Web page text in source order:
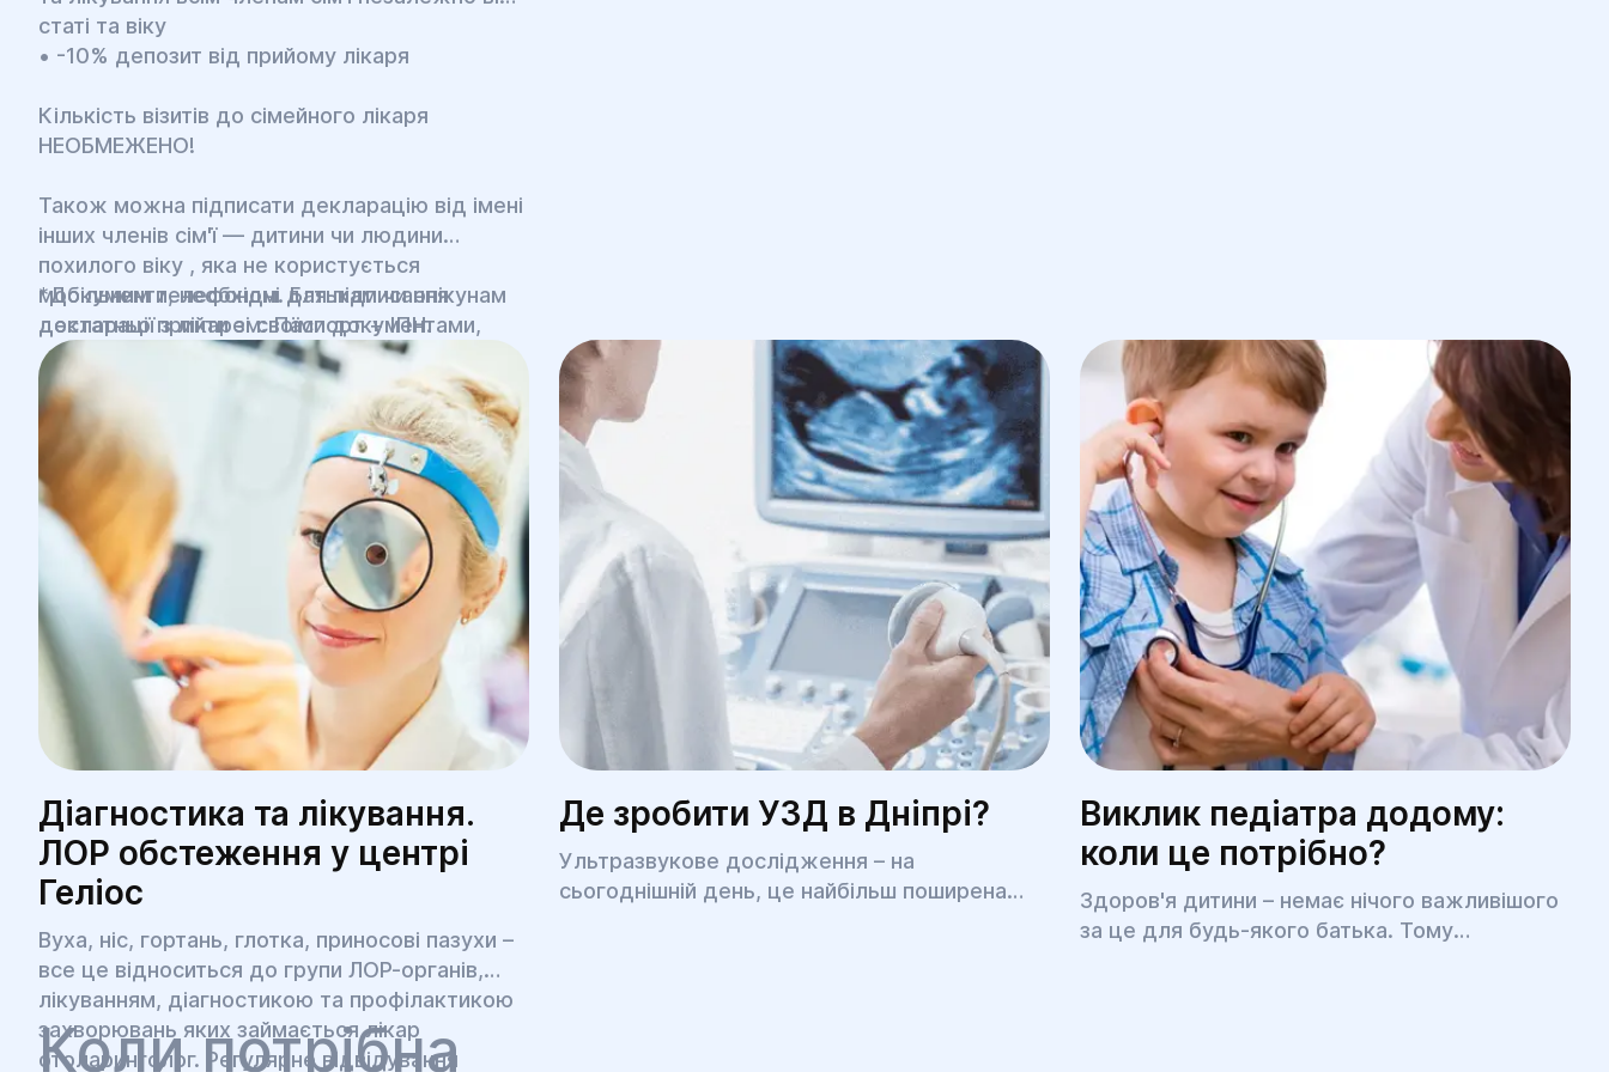
статі та віку
• -10% депозит від прийому лікаря
Кількість візитів до сімейного лікаря
НЕОБМЕЖЕНО!
Також можна підписати декларацію від імені
інших членів сім'ї — дитини чи людини
похилого віку , яка не користується
мобільним телефоном. Батькам чи опікунам
достатньо прийти зі своїми документами,
захопивши свідоцтво про народження
дитини чи паспорт та індефікаційний код
літньої людини.
*Документи, необхідні для підписання
декларації з лікарем: Паспорт + ІПН.
Діагностика та лікування.
ЛОР обстеження у центрі
Геліос
Вуха, ніс, гортань, глотка, приносові пазухи –
все це відноситься до групи ЛОР-органів,
лікуванням, діагностикою та профілактикою
захворювань яких займається лікар
отоларинголог. Регулярне відвідування
Коли потрібна
Де зробити УЗД в Дніпрі?
Ультразвукове дослідження – на
сьогоднішній день, це найбільш поширена
Виклик педіатра додому:
коли це потрібно?
Здоров'я дитини – немає нічого важливішого
за це для будь-якого батька. Тому